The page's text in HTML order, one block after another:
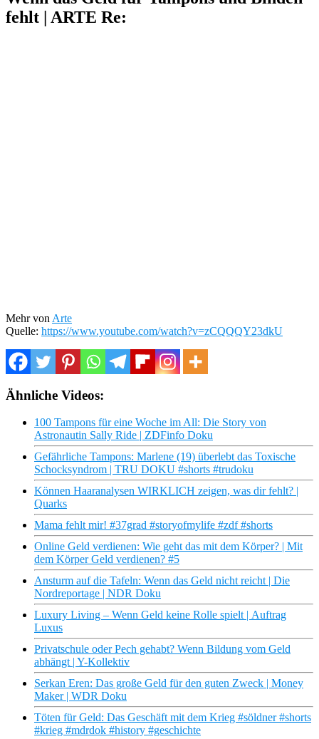
fehlt | ARTE Re:
Mehr von Arte
Quelle: https://www.youtube.com/watch?v=zCQQQY23dkU
Ähnliche Videos:
100 Tampons für eine Woche im All: Die Story von
Astronautin Sally Ride | ZDFinfo Doku
Gefährliche Tampons: Marlene (19) überlebt das Toxische
Schocksyndrom | TRU DOKU #shorts #trudoku
Können Haaranalysen WIRKLICH zeigen, was dir fehlt? |
Quarks
Mama fehlt mir! #37grad #storyofmylife #zdf #shorts
Online Geld verdienen: Wie geht das mit dem Körper? | Mit
dem Körper Geld verdienen? #5
Ansturm auf die Tafeln: Wenn das Geld nicht reicht | Die
Nordreportage | NDR Doku
Luxury Living – Wenn Geld keine Rolle spielt | Auftrag
Luxus
Privatschule oder Pech gehabt? Wenn Bildung vom Geld
abhängt | Y-Kollektiv
Serkan Eren: Das große Geld für den guten Zweck | Money
Maker | WDR Doku
Töten für Geld: Das Geschäft mit dem Krieg #söldner #shorts
#krieg #mdrdok #history #geschichte